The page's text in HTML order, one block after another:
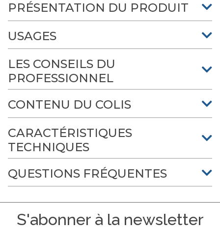
PRÉSENTATION DU PRODUIT
USAGES
LES CONSEILS DU
PROFESSIONNEL
CONTENU DU COLIS
CARACTÉRISTIQUES
TECHNIQUES
QUESTIONS FRÉQUENTES
S'abonner à la newsletter